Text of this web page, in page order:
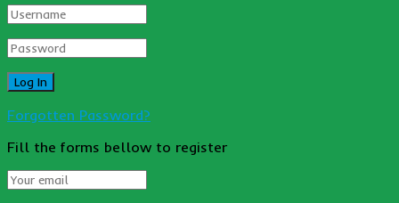
Forgotten Password?
Fill the forms bellow to register